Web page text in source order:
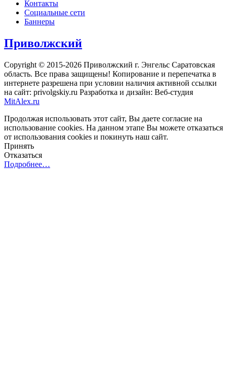
Контакты
Социальные сети
Баннеры
Приволжский
Copyright © 2015-2026 Приволжский г. Энгельс Саратовская
область. Все права защищены! Копирование и перепечатка в
интернете разрешена при условии наличия активной ссылки
на сайт: privolgskiy.ru Разработка и дизайн: Веб-студия
MitAlex.ru
Продолжая использовать этот сайт, Вы даете согласие на
использование cookies. На данном этапе Вы можете отказаться
от использования cookies и покинуть наш сайт.
Принять
Отказаться
Подробнее…